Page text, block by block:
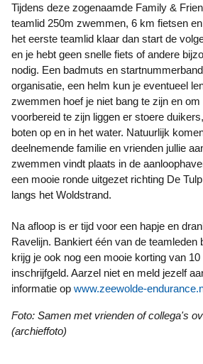
Tijdens deze zogenaamde Family &
teamlid 250m zwemmen, 6 km fietsen
het eerste teamlid klaar dan start de
en je hebt geen snelle fiets of andere
nodig. Een badmuts en
organisatie, een helm kun je eventueel
zwemmen hoef je niet bang te zijn en
voorbereid te zijn liggen er stoere
boten op en in het water. Natuurlijk
deelnemende familie en vrienden jullie
zwemmen vindt plaats in de
een mooie ronde uitgezet richting De
langs het Woldstrand.
Na afloop is er tijd voor een hapje en
Ravelijn. Bankiert één van de teamleden
krijg je ook nog een mooie korting van 10
inschrijfgeld. Aarzel niet en meld jezelf
informatie op www.zeewolde-
Foto: Samen met vrienden of collega's over de finish
(archieffoto)